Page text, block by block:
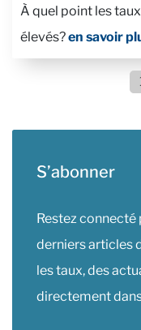
À quel point les
élevés?en savoir
S’abonner
Restez
derniers articles
les taux, des
directement